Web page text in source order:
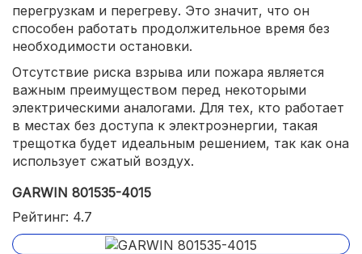
перегрузкам и перегреву. Это значит, что он
способен работать продолжительное время без
необходимости остановки.
Отсутствие риска взрыва или пожара является
важным преимуществом перед некоторыми
электрическими аналогами. Для тех, кто работает
в местах без доступа к электроэнергии, такая
трещотка будет идеальным решением, так как она
использует сжатый воздух.
GARWIN 801535-4015
Рейтинг: 4.7